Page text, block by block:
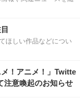
ほしい作品などについ
メ！アニメ！」Twitte
注意喚起のお知らせ